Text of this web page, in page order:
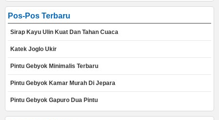
Pos-Pos Terbaru
Sirap Kayu Ulin Kuat Dan Tahan Cuaca
Katek Joglo Ukir
Pintu Gebyok Minimalis Terbaru
Pintu Gebyok Kamar Murah Di Jepara
Pintu Gebyok Gapuro Dua Pintu